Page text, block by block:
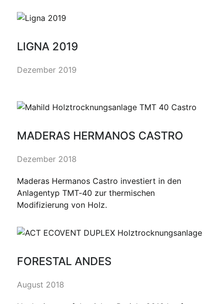
LIGNA 2019
Dezember 2019
MADERAS HERMANOS CASTRO
Dezember 2018
Maderas Hermanos Castro investiert in den
Anlagentyp TMT-40 zur thermischen
Modifizierung von Holz.
FORESTAL ANDES
August 2018